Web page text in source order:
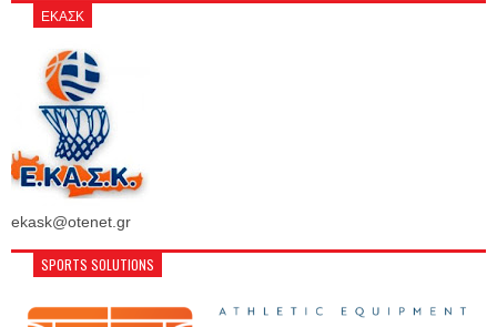
ΕΚΑΣΚ
ekask@otenet.gr
SPORTS SOLUTIONS